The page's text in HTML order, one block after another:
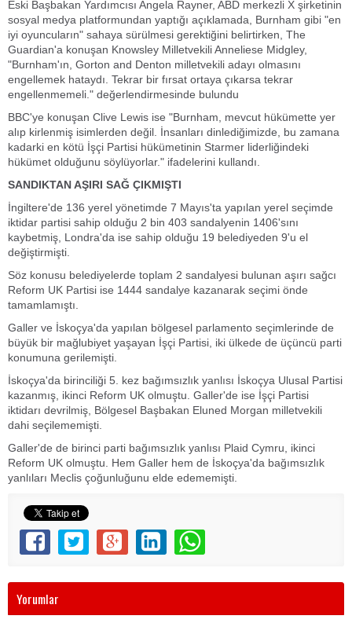
Eski Başbakan Yardımcısı Angela Rayner, ABD merkezli X şirketinin
sosyal medya platformundan yaptığı açıklamada, Burnham gibi "en
iyi oyuncuların" sahaya sürülmesi gerektiğini belirtirken, The
Guardian'a konuşan Knowsley Milletvekili Anneliese Midgley,
"Burnham'ın, Gorton and Denton milletvekili adayı olmasını
engellemek hataydı. Tekrar bir fırsat ortaya çıkarsa tekrar
engellenmemeli." değerlendirmesinde bulundu
BBC'ye konuşan Clive Lewis ise "Burnham, mevcut hükümette yer
alıp kirlenmiş isimlerden değil. İnsanları dinlediğimizde, bu zamana
kadarki en kötü İşçi Partisi hükümetinin Starmer liderliğindeki
hükümet olduğunu söylüyorlar." ifadelerini kullandı.
SANDIKTAN AŞIRI SAĞ ÇIKMIŞTI
İngiltere'de 136 yerel yönetimde 7 Mayıs'ta yapılan yerel seçimde
iktidar partisi sahip olduğu 2 bin 403 sandalyenin 1406'sını
kaybetmiş, Londra'da ise sahip olduğu 19 belediyeden 9'u el
değiştirmişti.
Söz konusu belediyelerde toplam 2 sandalyesi bulunan aşırı sağcı
Reform UK Partisi ise 1444 sandalye kazanarak seçimi önde
tamamlamıştı.
Galler ve İskoçya'da yapılan bölgesel parlamento seçimlerinde de
büyük bir mağlubiyet yaşayan İşçi Partisi, iki ülkede de üçüncü parti
konumuna gerilemişti.
İskoçya'da birinciliği 5. kez bağımsızlık yanlısı İskoçya Ulusal Partisi
kazanmış, ikinci Reform UK olmuştu. Galler'de ise İşçi Partisi
iktidarı devrilmiş, Bölgesel Başbakan Eluned Morgan milletvekili
dahi seçilememişti.
Galler'de de birinci parti bağımsızlık yanlısı Plaid Cymru, ikinci
Reform UK olmuştu. Hem Galler hem de İskoçya'da bağımsızlık
yanlıları Meclis çoğunluğunu elde edememişti.
Yorumlar